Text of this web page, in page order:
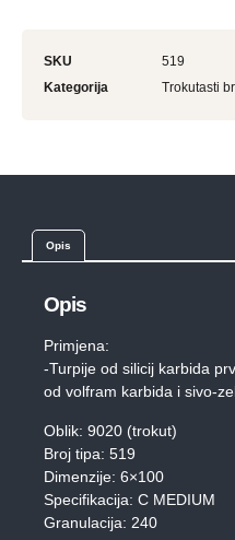
SKU
519
Kategorija
Trokutasti
Opis
Opis
Primjena:
-Turpije od silicij karbida
od volfram karbida i sivo-
Oblik: 9020 (trokut)
Broj tipa: 519
Dimenzije: 6×100
Specifikacija: C MEDIUM
Granulacija: 240